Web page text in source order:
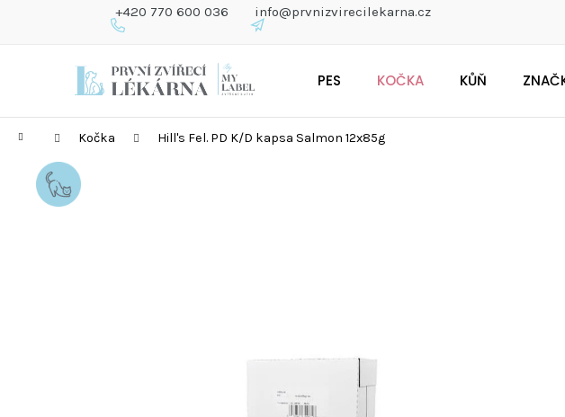
+420 770 600 036 info@prvnizvirecilekarna.cz
PES KOČKA KŮŇ
Domů Kočka Hill's Fel. PD K/D kapsa Salmon 12x85g
obchodu
obchodu
CO